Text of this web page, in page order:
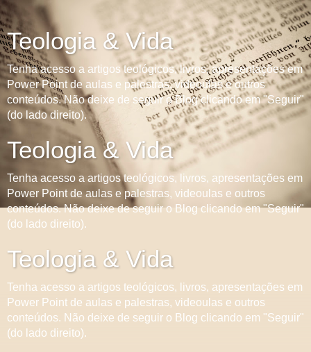
Teologia & Vida
Tenha acesso a artigos teológicos, livros, apresentações em
Power Point de aulas e palestras, videoulas e outros
conteúdos. Não deixe de seguir o Blog clicando em "Seguir"
(do lado direito).
Teologia & Vida
Tenha acesso a artigos teológicos, livros, apresentações em
Power Point de aulas e palestras, videoulas e outros
conteúdos. Não deixe de seguir o Blog clicando em "Seguir"
(do lado direito).
Teologia & Vida
Tenha acesso a artigos teológicos, livros, apresentações em
Power Point de aulas e palestras, videoulas e outros
conteúdos. Não deixe de seguir o Blog clicando em "Seguir"
(do lado direito).